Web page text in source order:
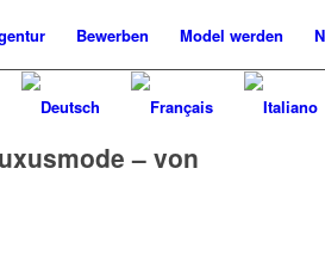
Bewerben Model werden
– von